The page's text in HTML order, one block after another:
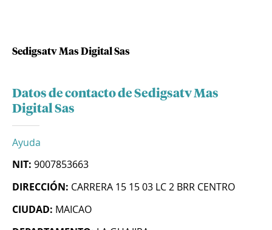
Sedigsatv Mas Digital Sas
Datos de contacto de Sedigsatv Mas
Digital Sas
Ayuda
NIT: 9007853663
DIRECCIÓN: CARRERA 15 15 03 LC 2 BRR CENTRO
CIUDAD: MAICAO